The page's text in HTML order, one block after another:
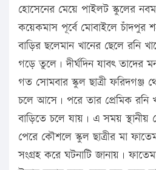
হোসেনের মেয়ে পাইলট স্কুলের নবম
কয়েকমাস পূর্বে মোবাইলে চাঁদপুর
বাড়ির ছলেমান খানের ছেলে রনি
গড়ে তুলে। দীর্ঘদিন যাবৎ তাদের
গত সোমবার স্কুল ছাত্রী ফরিদগঞ্জ
চলে আসে। পরে তার প্রেমিক রনি
বাড়িতে চলে যায়। এ সময়
পেরে কৌশলে স্কুল ছাত্রীর মা
সংগ্রহ করে ঘটনাটি জানায়।